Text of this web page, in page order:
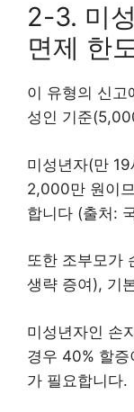
2-3. 미
면제 한
이 유형의 신고
성인 기준
미성년자(만
2,000만 원이
합니다 (출처:
또한 조부모가
생략 증여), 기
미성년자인 손
경우 40% 할증
가 필요합니다.